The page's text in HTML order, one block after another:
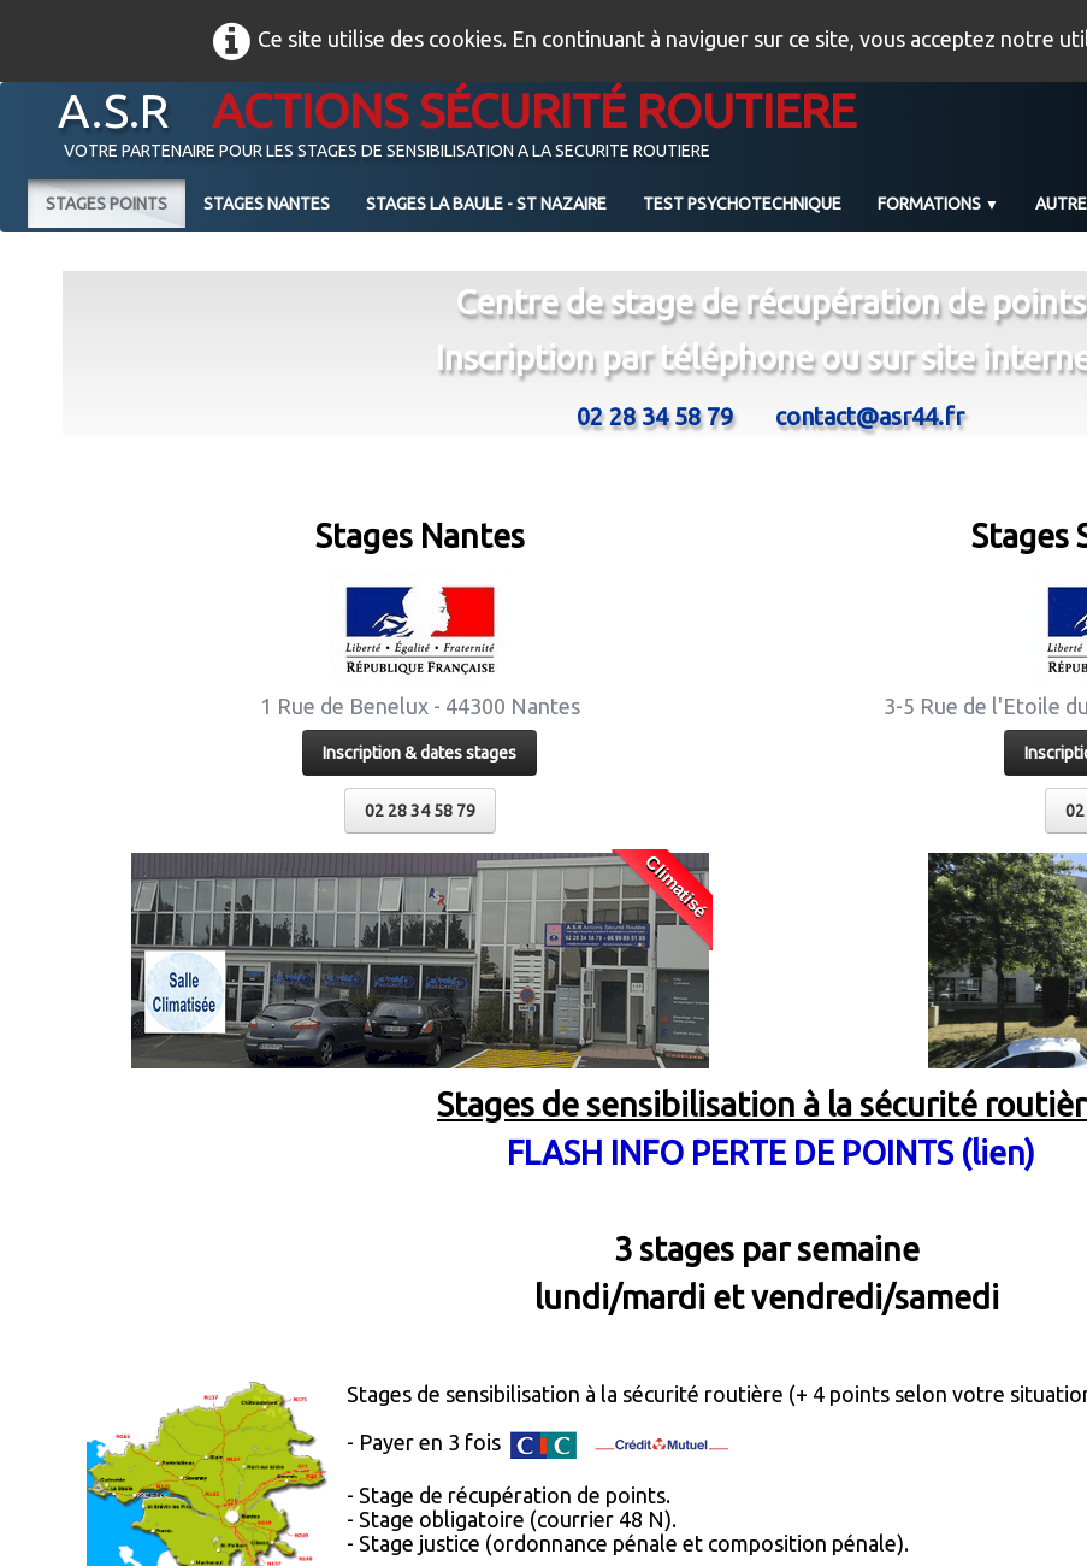
Ce site utilise des cookies. En continuant à naviguer sur ce site, vous acceptez notre
A.S.R ACTIONS SÉCURITÉ ROUTIERE
VOTRE PARTENAIRE POUR LES STAGES DE SENSIBILISATION A LA SECURITE ROUTIERE
STAGES POINTS STAGES NANTES STAGES LA BAULE - ST NAZAIRE TEST PSYCHOTECHNIQUE FORMATIONS ▼ AUTRE
Centre de stage de récupération de points
Inscription par téléphone ou sur site
02 28 34 58 79 contact@asr44.fr
Stages Nantes
1 Rue de Benelux - 44300 Nantes
Inscription & dates stages
02 28 34 58 79
Climatisé
Stages
3-5 Rue de l'Etoile
Stages de sensibilisation à la sécurité
FLASH INFO PERTE DE POINTS(lien)
3 stages par semaine
lundi/mardi et vendredi/samedi
Stages de sensibilisation à la sécurité routière (+ 4 points selon votre
- Payer en 3 fois
- Stage de récupération de points.
- Stage obligatoire (courrier 48 N).
- Stage justice (ordonnance pénale et composition pénale).